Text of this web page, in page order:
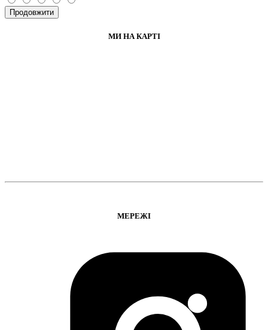
Продовжити
МИ НА КАРТІ
МЕРЕЖІ